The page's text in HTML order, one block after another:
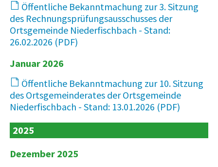
Öffentliche Bekanntmachung zur 3. Sitzung
des Rechnungsprüfungsausschusses der
Ortsgemeinde Niederfischbach - Stand:
26.02.2026
Januar 2026
Öffentliche Bekanntmachung zur 10. Sitzung
des Ortsgemeinderates der Ortsgemeinde
Niederfischbach - Stand: 13.01.2026
2025
Dezember 2025